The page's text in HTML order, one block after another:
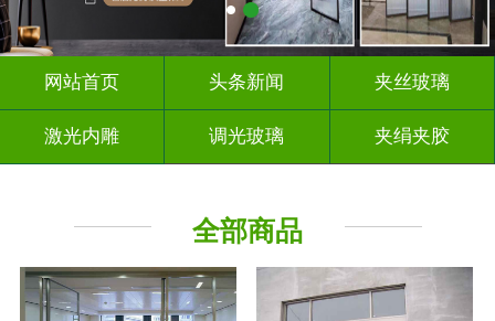
网站首页 头条新闻 夹丝玻璃
激光内雕 调光玻璃 夹绢夹胶
全部商品